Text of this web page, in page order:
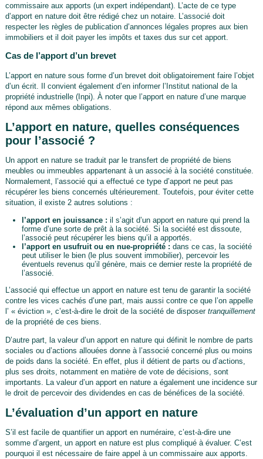
commissaire aux apports (un expert indépendant). L’acte de ce type
d’apport en nature doit être rédigé chez un notaire. L’associé doit
respecter les règles de publication d’annonces légales propres aux bien
immobiliers et il doit payer les impôts et taxes dus sur cet apport.
Cas de l’apport d’un brevet
L’apport en nature sous forme d’un brevet doit obligatoirement faire l’objet
d’un écrit. Il convient également d’en informer l’Institut national de la
propriété industrielle (Inpi). À noter que l’apport en nature d’une marque
répond aux mêmes obligations.
L’apport en nature, quelles conséquences
pour l’associé ?
Un apport en nature se traduit par le transfert de propriété de biens
meubles ou immeubles appartenant à un associé à la société constituée.
Normalement, l’associé qui a effectué ce type d’apport ne peut pas
récupérer les biens concernés ultérieurement. Toutefois, pour éviter cette
situation, il existe 2 autres solutions :
l’apport en jouissance : il s’agit d’un apport en nature qui prend la
forme d’une sorte de prêt à la société. Si la société est dissoute,
l’associé peut récupérer les biens qu’il a apportés.
l’apport en usufruit ou en nue-propriété : dans ce cas, la société
peut utiliser le bien (le plus souvent immobilier), percevoir les
éventuels revenus qu’il génère, mais ce dernier reste la propriété de
l’associé.
L’associé qui effectue un apport en nature est tenu de garantir la société
contre les vices cachés d’une part, mais aussi contre ce que l’on appelle
l’ « éviction », c’est-à-dire le droit de la société de disposer tranquillement
de la propriété de ces biens.
D’autre part, la valeur d’un apport en nature qui définit le nombre de parts
sociales ou d’actions allouées donne à l’associé concerné plus ou moins
de poids dans la société. En effet, plus il détient de parts ou d’actions,
plus ses droits, notamment en matière de vote de décisions, sont
importants. La valeur d’un apport en nature a également une incidence sur
le droit de percevoir des dividendes en cas de bénéfices de la société.
L’évaluation d’un apport en nature
S’il est facile de quantifier un apport en numéraire, c’est-à-dire une
somme d’argent, un apport en nature est plus compliqué à évaluer. C’est
pourquoi il est nécessaire de faire appel à un commissaire aux apports.